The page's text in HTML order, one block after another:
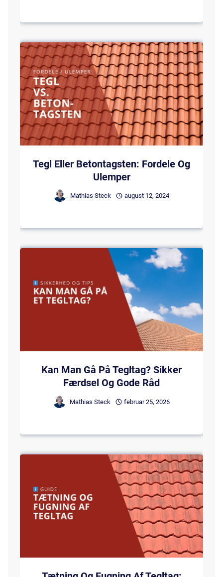
Tegl Eller Betontagsten: Fordele Og
Ulemper
Mathias Steck august 12, 2024
Kan Man Gå På Tegltag? Sikker
Færdsel Og Gode Råd
Mathias Steck februar 25, 2026